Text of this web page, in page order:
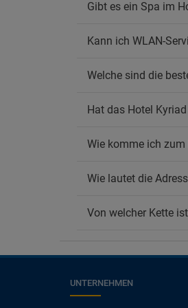
Gibt es ein Spa im
Kann ich WLAN-
Welche sind die
Hat das Hotel
Wie komme ich zum
Wie lautet die
Von welcher Kette
UNTERNEHMEN